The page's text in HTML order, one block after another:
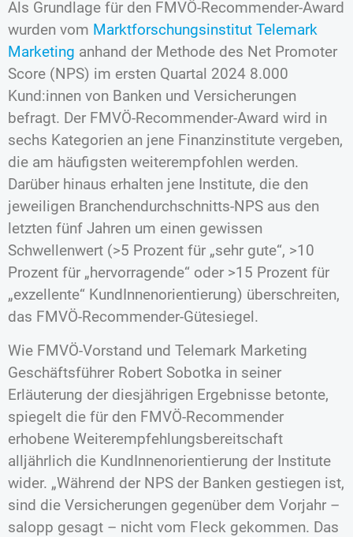
Als Grundlage für den FMVÖ-Recommender-Award
wurden vom Marktforschungsinstitut Telemark
Marketing anhand der Methode des Net Promoter
Score (NPS) im ersten Quartal 2024 8.000
Kund:innen von Banken und Versicherungen
befragt. Der FMVÖ-Recommender-Award wird in
sechs Kategorien an jene Finanzinstitute vergeben,
die am häufigsten weiterempfohlen werden.
Darüber hinaus erhalten jene Institute, die den
jeweiligen Branchendurchschnitts-NPS aus den
letzten fünf Jahren um einen gewissen
Schwellenwert (>5 Prozent für „sehr gute“, >10
Prozent für „hervorragende“ oder >15 Prozent für
„exzellente“ KundInnenorientierung) überschreiten,
das FMVÖ-Recommender-Gütesiegel.
Wie FMVÖ-Vorstand und Telemark Marketing
Geschäftsführer Robert Sobotka in seiner
Erläuterung der diesjährigen Ergebnisse betonte,
spiegelt die für den FMVÖ-Recommender
erhobene Weiterempfehlungsbereitschaft
alljährlich die KundInnenorientierung der Institute
wider. „Während der NPS der Banken gestiegen ist,
sind die Versicherungen gegenüber dem Vorjahr –
salopp gesagt – nicht vom Fleck gekommen. Das